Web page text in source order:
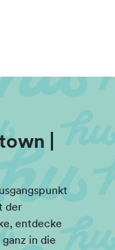
|
der
entdecke
in die